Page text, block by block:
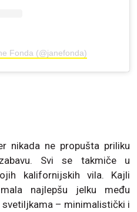
Fonda (@janefonda)
nikada ne propušta priliku
Svi se takmiče u
kalifornijskih vila. Kajli
najlepšu jelku među
– minimalistički i